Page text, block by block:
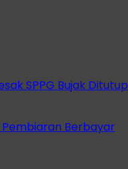
SPPG Bujak Ditutup
Pembiaran Berbayar